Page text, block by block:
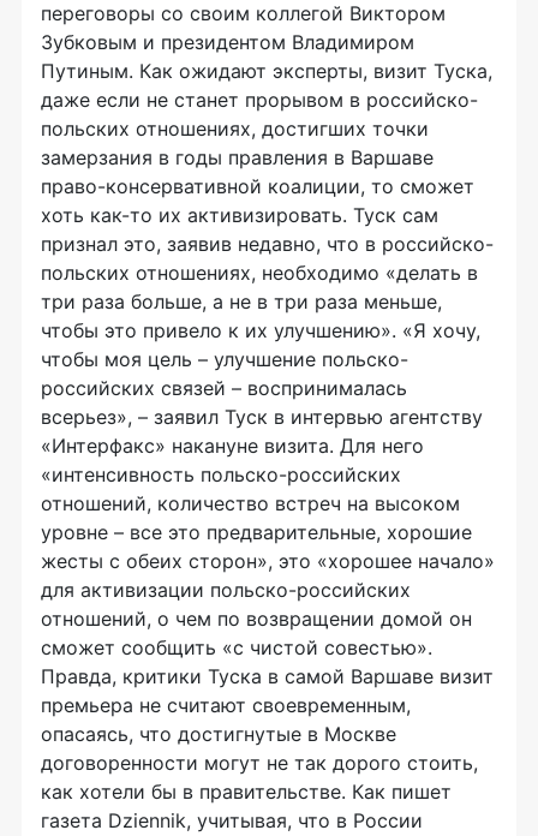
переговоры со своим коллегой Виктором
Зубковым и президентом Владимиром
Путиным. Как ожидают эксперты, визит Туска,
даже если не станет прорывом в российско-
польских отношениях, достигших точки
замерзания в годы правления в Варшаве
право-консервативной коалиции, то сможет
хоть как-то их активизировать. Туск сам
признал это, заявив недавно, что в российско-
польских отношениях, необходимо «делать в
три раза больше, а не в три раза меньше,
чтобы это привело к их улучшению». «Я хочу,
чтобы моя цель – улучшение польско-
российских связей – воспринималась
всерьез», – заявил Туск в интервью агентству
«Интерфакс» накануне визита. Для него
«интенсивность польско-российских
отношений, количество встреч на высоком
уровне – все это предварительные, хорошие
жесты с обеих сторон», это «хорошее начало»
для активизации польско-российских
отношений, о чем по возвращении домой он
сможет сообщить «с чистой совестью».
Правда, критики Туска в самой Варшаве визит
премьера не считают своевременным,
опасаясь, что достигнутые в Москве
договоренности могут не так дорого стоить,
как хотели бы в правительстве. Как пишет
газета Dziennik, учитывая, что в России